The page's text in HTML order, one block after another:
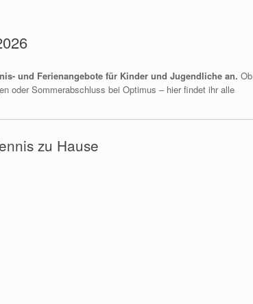
und Ferienangebote für Kinder und Jugendliche an. Ob
oder Sommerabschluss bei Optimus – hier findet ihr alle
zu Hause